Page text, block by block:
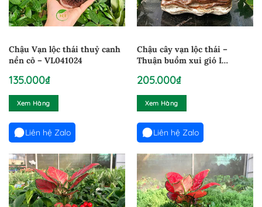
Chậu Vạn lộc thái thuỷ canh
nền cỏ – VL041024
135.000₫
Xem Hàng
Liên hệ Zalo
Chậu cây vạn lộc thái –
Thuận buồm xui gió I
205.000₫
Xem Hàng
Liên hệ Zalo